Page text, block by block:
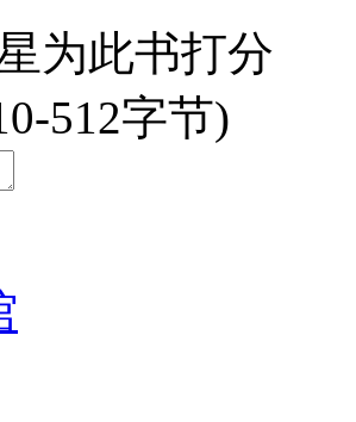
为此书打分
512字节)